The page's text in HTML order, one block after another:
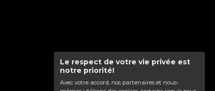
Le respect de votre vie privée est
notre priorité!
Avec votre accord, nos partenaires et nous-